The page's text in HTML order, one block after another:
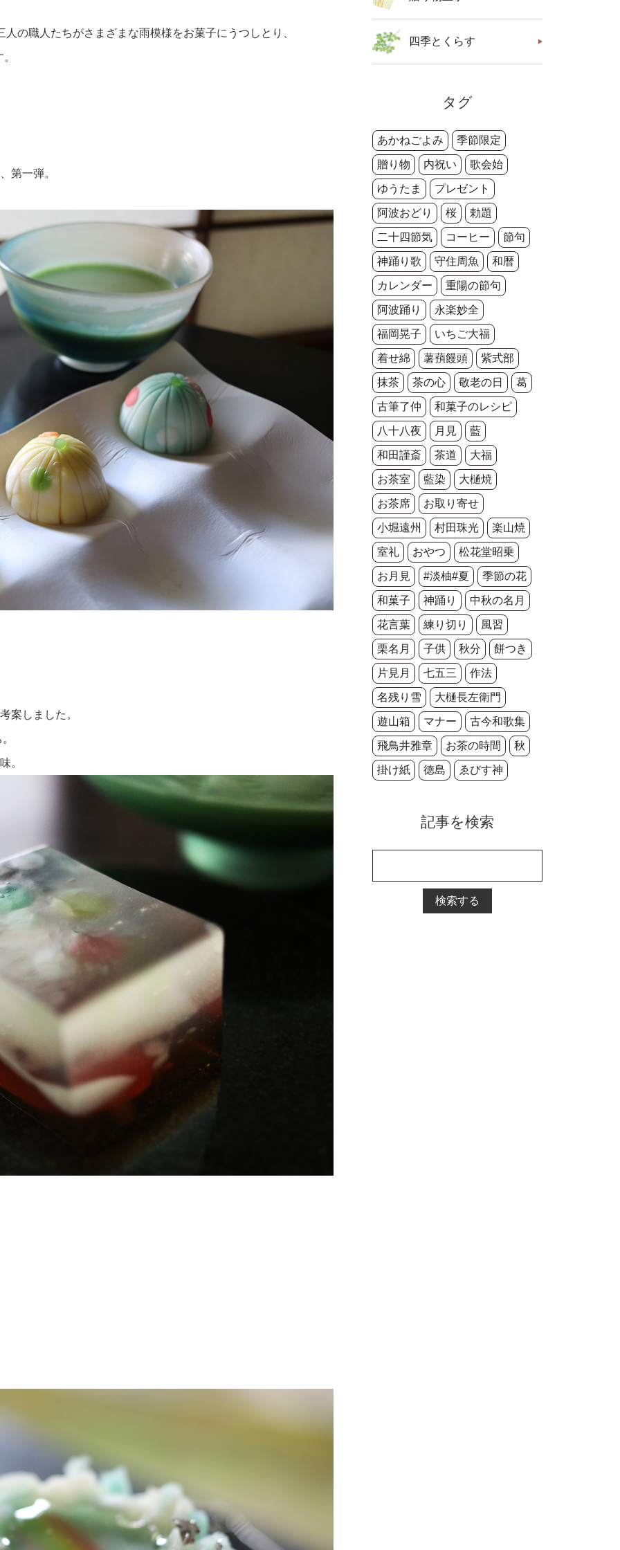
の職人たちがさまざまな雨模様をお菓子にうつしとり、
第一弾。
案しました。
。
四季とくらす
タグ
あかねごよみ 季節限定
贈り物 内祝い 歌会始
ゆうたま プレゼント
阿波おどり 桜 勅題
二十四節気 コーヒー 節句
神踊り歌 守住周魚 和暦
カレンダー 重陽の節句
阿波踊り 永楽妙全
福岡晃子 いちご大福
着せ綿 薯蕷饅頭 紫式部
抹茶 茶の心 敬老の日 葛
古筆了仲 和菓子のレシピ
八十八夜 月見 藍
和田謹斎 茶道 大福
お茶室 藍染 大樋焼
お茶席 お取り寄せ
小堀遠州 村田珠光 楽山焼
室礼 おやつ 松花堂昭乗
お月見 #淡柚#夏 季節の花
和菓子 神踊り 中秋の名月
花言葉 練り切り 風習
栗名月 子供 秋分 餅つき
片見月 七五三 作法
名残り雪 大樋長左衛門
遊山箱 マナー 古今和歌集
飛鳥井雅章 お茶の時間 秋
掛け紙 徳島 ゑびす神
記事を検索
検索する